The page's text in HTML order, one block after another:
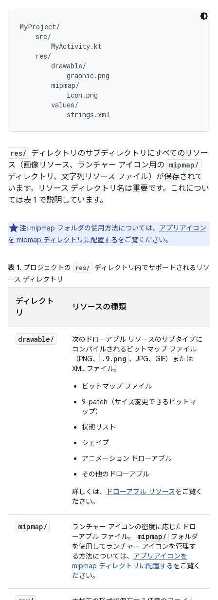
MyProject/
    src/
        MyActivity.kt
    res/
        drawable/
            graphic.png
        mipmap/
            icon.png
        values/
res/
ディレクトリのサブディレクトリにすべてのリソー
ス（画像リソース、ランチャー アイコン用の mipmap/
ディレクトリ、文字列リソース ファイル）が保存されて
います。リソース ディレクトリ名は重要です。これについ
ては表 1 で説明しています。
注: mipmap フォルダの使用方法については、 アプリアイコン
を mipmap ディレクトリに配置するをご覧ください。
表 1. プロジェクトの res/
ディレクトリ内でサポートされるリソ
ース ディレクトリ
ディレクト
リ
リソースの種類
drawable/
次のドローアブル リソースのサブタイプに
コンパイルされるビットマップ ファイル
（PNG、
.9.png 、JPG、GIF）または
XML ファイル。
ビットマップ ファイル
9-patch（サイズ変更できるビットマ
ップ）
状態リスト
シェイプ
アニメーション ドローアブル
その他のドローアブル
詳しくは、
ドローアブル リソースをご覧く
ださい。
mipmap/
ランチャー アイコンの密度に応じたドロ
ーアブル ファイル。
mipmap/
フォルダ
を使用してランチャー アイコンを管理す
る方法については、 アプリアイコンを
mipmap ディレクトリに配置するをご覧く
ださい。